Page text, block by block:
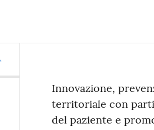
Innovazione,
territoriale con
del paziente e